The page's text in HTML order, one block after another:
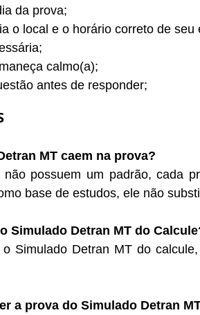
da prova;
o local e o horário correto de seu
calmo(a);
antes de responder;
MT caem na prova?
possuem um padrão, cada
base de estudos, ele não
Simulado Detran MT do
Simulado Detran MT do
a prova do Simulado Detran